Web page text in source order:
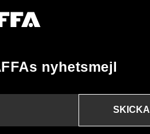
nyhetsmejl
SKICKA